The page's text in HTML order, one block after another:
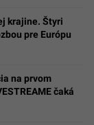
krajine. Štyri
pre Európu
na prvom
čaká